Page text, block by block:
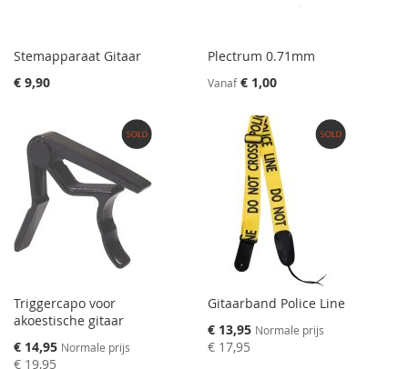
Stemapparaat Gitaar
€ 9,90
Plectrum 0.71mm
Vanaf € 1,00
Triggercapo voor
akoestische gitaar
Speciale
prijs
€ 14,95 Normale prijs
€ 19,95
Gitaarband Police Line
Speciale
prijs
€ 13,95 Normale prijs
€ 17,95